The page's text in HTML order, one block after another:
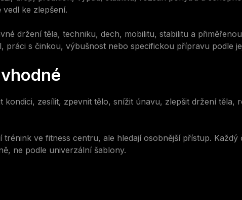
ke zlepšení.
držení těla, techniku, dech, mobilitu, stabilitu a
s činkou, výbušnost nebo specifickou přípravu podle
kondici, zesílit, zpevnit tělo, snížit únavu, zlepšit držení
ve fitness centru, ale hledají osobnější přístup.
ne podle univerzální šablony.